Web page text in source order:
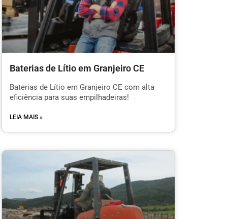
Baterias de Lítio em Granjeiro CE
Baterias de Lítio em Granjeiro CE com alta
eficiência para suas empilhadeiras!
LEIA MAIS »